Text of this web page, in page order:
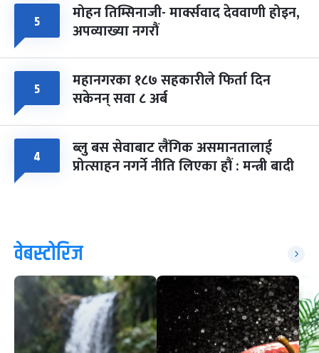
५ मोहन तिम्सिनाजी- मार्क्सवाद देववाणी होइन,
अपव्याख्या नगरौं
५ महानगरका १८७ सहकारीले फिर्ता दिन
सकेनन् सवा ८ अर्ब
४ ब्लु बस सेवाबाट लैंगिक असमानतालाई
प्रोत्साहन नगर्ने नीति लिएका हौं : मन्त्री बादी
वेबस्टोरिज